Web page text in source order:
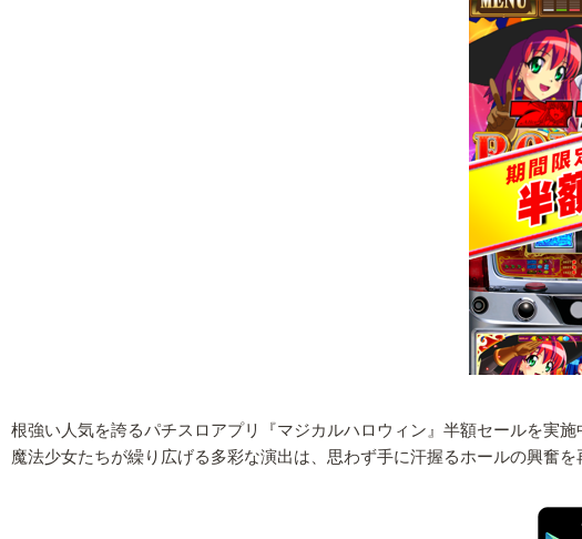
根強い人気を誇るパチスロアプリ『マジカルハロウィン』半額セールを実施
魔法少女たちが繰り広げる多彩な演出は、思わず手に汗握るホールの興奮を